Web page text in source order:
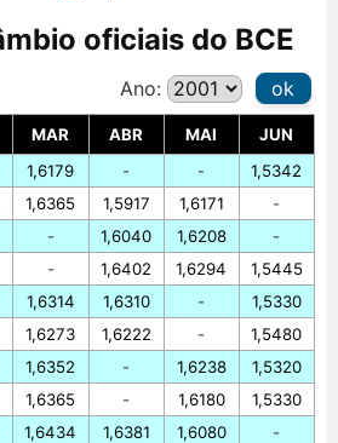
oficiais do BCE
Ano: ok
MAR ABR MAI
JUN
1,6179
1,6365
-
-
1,6314
1,6273
1,6352
1,6365
1,6434
-
1,5917
1,6040
1,6402
1,6310
1,6222
-
-
1,6381
-
1,6171
1,6208
1,6294
-
-
1,6238
1,6180
1,6080
1,5342
-
-
1,5445
1,5330
1,5480
1,5320
1,5330
-